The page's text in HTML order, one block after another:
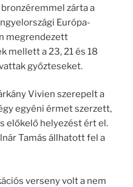
zárta a
Európa-
megrendezett
mellett a 23, 21 és 18
győzteseket.
Vivien szerepelt a
egyéni érmet szerzett,
előkelő helyezést ért el.
Tamás állhatott fel a
verseny volt a nem